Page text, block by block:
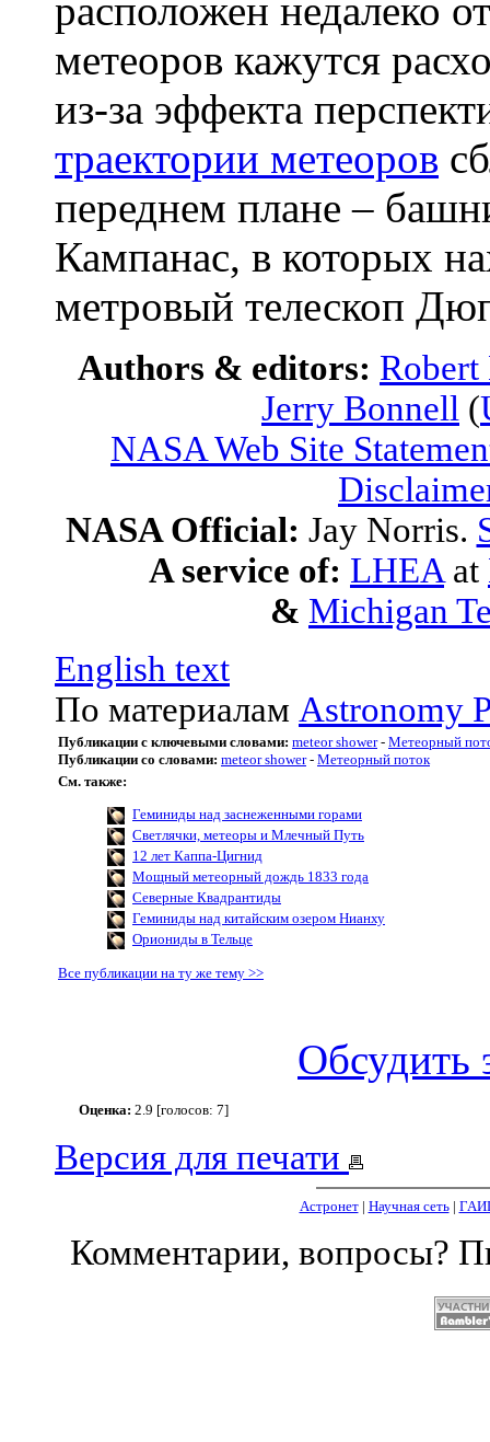
расположен недалеко
метеоров кажутся
из-за эффекта
траектории метеоров
переднем плане –
Кампанас, в которых
метровый телескоп
Authors & editors:
Jerry Bonnell (
NASA Web Site
NASA Official: Jay Norris.
A service of: LHEA at
& Michigan
English text
По материалам Astronomy
Публикации с ключевыми словами: meteor shower- Метеорный
Публикации со словами: meteor shower- Метеорный поток
См. также:
Геминиды над заснеженными горами
Светлячки, метеоры и Млечный Путь
12 лет Каппа-Цигнид
Мощный метеорный дождь 1833 года
Северные Квадрантиды
Геминиды над китайским озером Нианху
Ориониды в Тельце
Все публикации на ту же тему >>
Обсудить
Оценка: 2.9 [голосов: 7]
Версия для печати
Астронет| Научная сеть|
Комментарии, вопросы?